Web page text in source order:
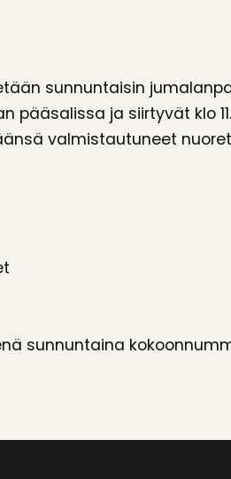
sunnuntaisin
pääsalissa ja siirtyvät klo
valmistautuneet
sunnuntaina